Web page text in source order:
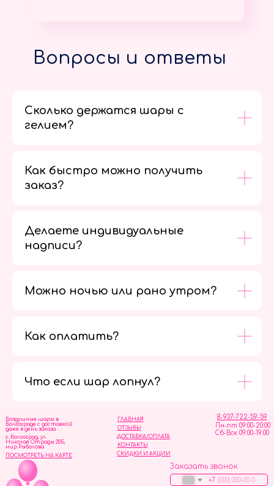
Вопросы и ответы
Сколько держатся шары с
гелием?
Как быстро можно получить
заказ?
Делаете индивидуальные
надписи?
Можно ночью или рано утром?
Как оплатить?
Что если шар лопнул?
ОТЗЫВЫ
ГЛАВНАЯ
ДОСТАВКА/ОПЛАТА
СКИДКИ И АКЦИИ
КОНТАКТЫ
8-937-722-59-59
Пн-пт 09:00-20:00
Сб-Вск 09:00-19:00
Воздушные шары в
Волгограде с доставкой
даже в день заказа
Заказать звонок
+7
г. Волгоград, ул.
Николая Отрады 20Б,
мир Рыболова
ПОСМОТРЕТЬ НА КАРТЕ